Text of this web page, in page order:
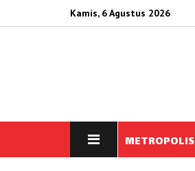
Kamis, 6 Agustus 2026
METROPOLIS